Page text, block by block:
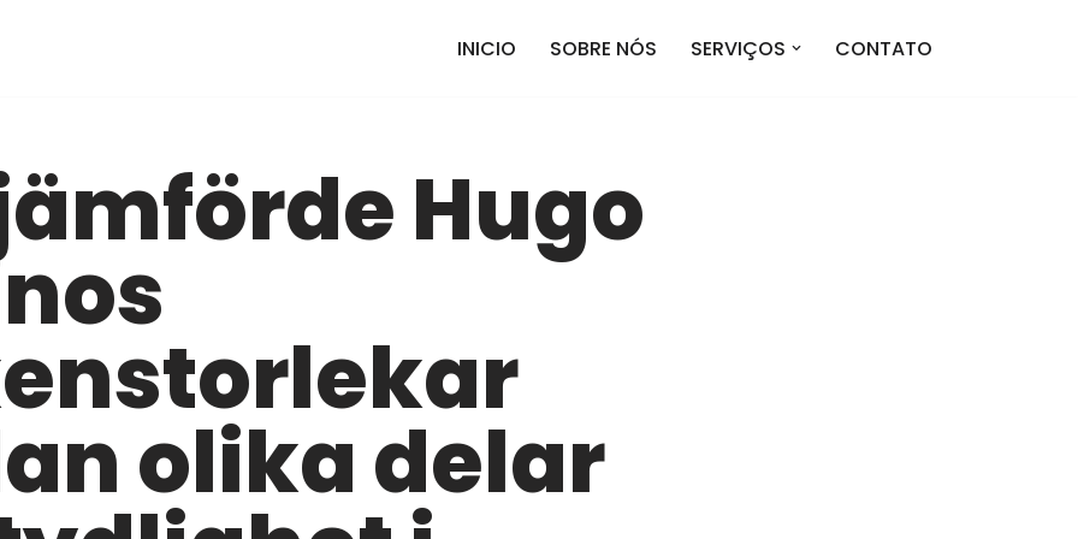
INICIO SOBRE NÓS SERVIÇOS CONTATO
Hugo
olika delar